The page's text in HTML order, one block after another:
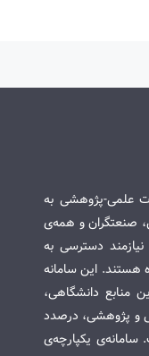
علمی-پژوهشی به
صنعتگران و همه‌ی
دسترسی به
هستند. این سامانه
منابع دانشگاهی،
و پژوهشی، درصدد
سامانه‌ی یکپارچه‌ی